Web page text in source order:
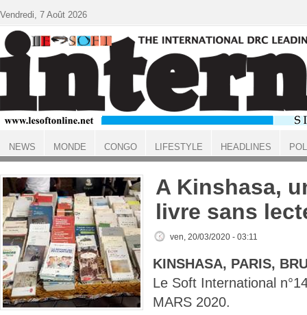
ACCUEIL
A Kinshasa,
livre sans
ven, 20/03/2020 - 03:11
KINSHASA, PARIS,
Le Soft International
MARS 2020.
Vendredi, 7 Août 2026
NEWS MONDE CONGO LIFESTYLE HEADLINES